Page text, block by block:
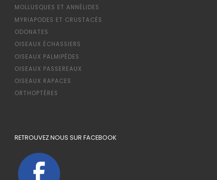
MOLLUSQUES ET ANNÉLIDES
MYRIAPODES ET CRUSTACÉS
ODONATES
OISEAUX ÉCHASSIERS
OISEAUX PALMIPÈDES
OISEAUX PASSEREAUX
OISEAUX RAPACES
ORTHOPTÈRES
RETROUVEZ NOUS SUR FACEBOOK